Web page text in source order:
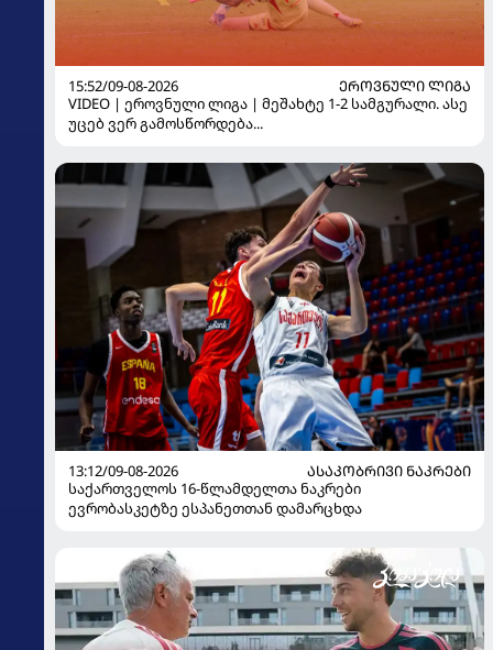
15:52/09-08-2026
ᲔᲠᲝᲕᲜᲣᲚᲘ ᲚᲘᲒᲐ
VIDEO | ეროვნული ლიგა | მეშახტე 1-2 სამგურალი. ასე
უცებ ვერ გამოსწორდება...
13:12/09-08-2026
ᲐᲡᲐᲙᲝᲑᲠᲘᲕᲘ ᲜᲐᲙᲠᲔᲑᲘ
საქართველოს 16-წლამდელთა ნაკრები
ევრობასკეტზე ესპანეთთან დამარცხდა